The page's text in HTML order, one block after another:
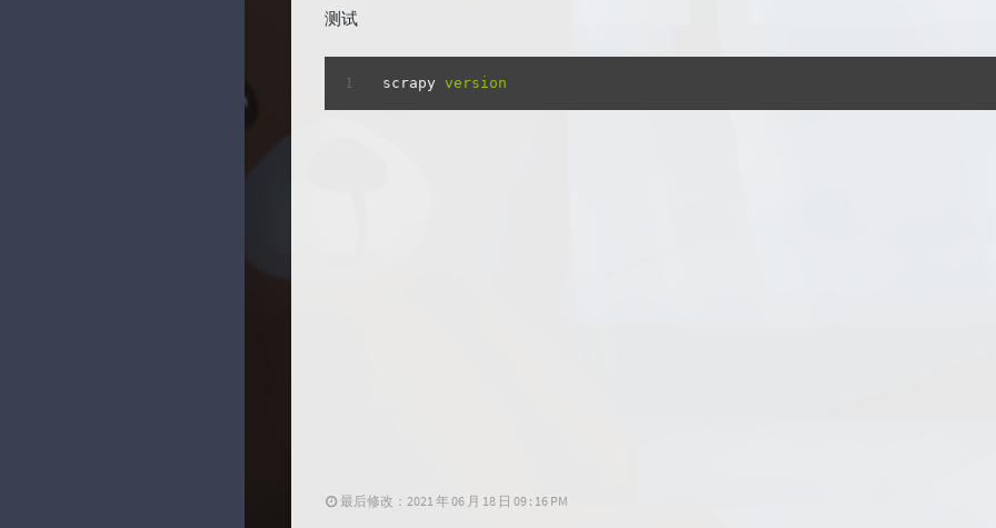
测试
scrapy version
最后修改：2021 年 06 月 18 日 09 : 16 PM